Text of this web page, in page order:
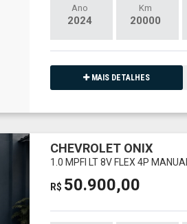
Ano
2024
Km
20000
MAIS DETALHES
CHEVROLET ONIX
1.0 MPFI LT 8V FLEX 4P MANUAL
R$ 50.900,00